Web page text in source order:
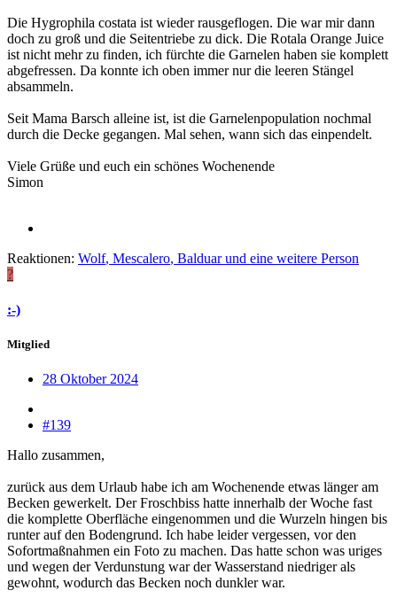
Die Hygrophila costata ist wieder rausgeflogen. Die war mir dann
doch zu groß und die Seitentriebe zu dick. Die Rotala Orange Juice
ist nicht mehr zu finden, ich fürchte die Garnelen haben sie komplett
abgefressen. Da konnte ich oben immer nur die leeren Stängel
absammeln.
Seit Mama Barsch alleine ist, ist die Garnelenpopulation nochmal
durch die Decke gegangen. Mal sehen, wann sich das einpendelt.
Viele Grüße und euch ein schönes Wochenende
Simon
Reaktionen: Wolf, Mescalero, Balduarund eine weitere Person
?
:-)
Mitglied
28 Oktober 2024
#139
Hallo zusammen,
zurück aus dem Urlaub habe ich am Wochenende etwas länger am
Becken gewerkelt. Der Froschbiss hatte innerhalb der Woche fast
die komplette Oberfläche eingenommen und die Wurzeln hingen bis
runter auf den Bodengrund. Ich habe leider vergessen, vor den
Sofortmaßnahmen ein Foto zu machen. Das hatte schon was uriges
und wegen der Verdunstung war der Wasserstand niedriger als
gewohnt, wodurch das Becken noch dunkler war.